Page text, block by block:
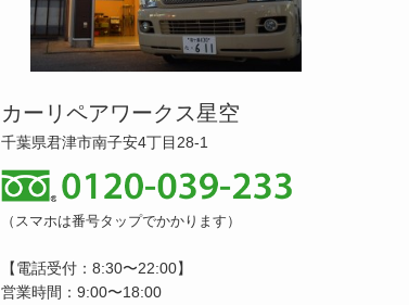
カーリペアワークス星空
千葉県君津市南子安4丁目28-1
（スマホは番号タップでかかります）
【電話受付：8:30〜22:00】
営業時間：9:00〜18:00